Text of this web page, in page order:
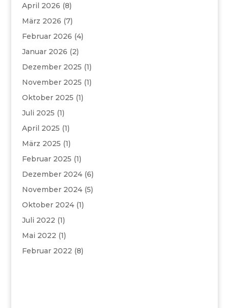
April 2026 (8)
März 2026 (7)
Februar 2026 (4)
Januar 2026 (2)
Dezember 2025 (1)
November 2025 (1)
Oktober 2025 (1)
Juli 2025 (1)
April 2025 (1)
März 2025 (1)
Februar 2025 (1)
Dezember 2024(6)
November 2024(5)
Oktober 2024(1)
Juli 2022 (1)
Mai 2022 (1)
Februar 2022 (8)